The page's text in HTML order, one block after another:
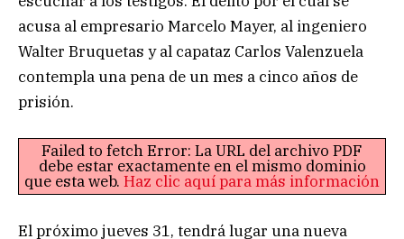
acusa al empresario Marcelo Mayer, al ingeniero
Walter Bruquetas y al capataz Carlos Valenzuela
contempla una pena de un mes a cinco años de
prisión.
Failed to fetch Error: La URL del archivo PDF
debe estar exactamente en el mismo dominio
que esta web. Haz clic aquí para más información
El próximo jueves 31, tendrá lugar una nueva